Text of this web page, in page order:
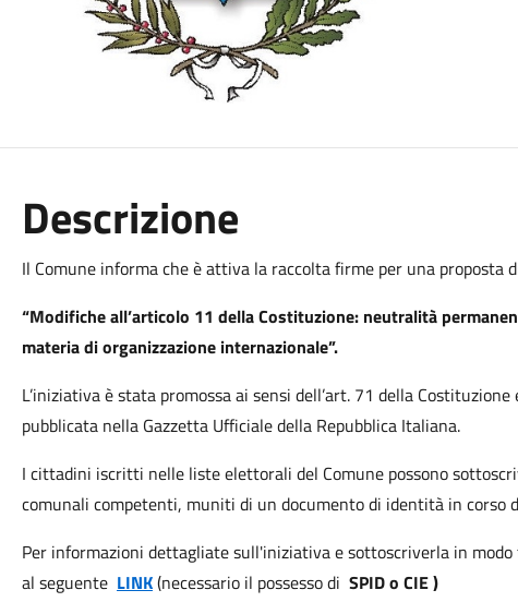
Descrizione
Il Comune informa che è attiva la raccolta firme per una proposta
“Modifiche all’articolo 11 della Costituzione: neutralità
materia di organizzazione internazionale”.
L’iniziativa è stata promossa ai sensi dell’art. 71 della
pubblicata nella Gazzetta Ufficiale della Repubblica Italiana.
I cittadini iscritti nelle liste elettorali del Comune possono
comunali competenti, muniti di un documento di identità in corso
Per informazioni dettagliate sull'iniziativa e sottoscriverla in
al seguente LINK(necessario il possesso di SPID o CIE )